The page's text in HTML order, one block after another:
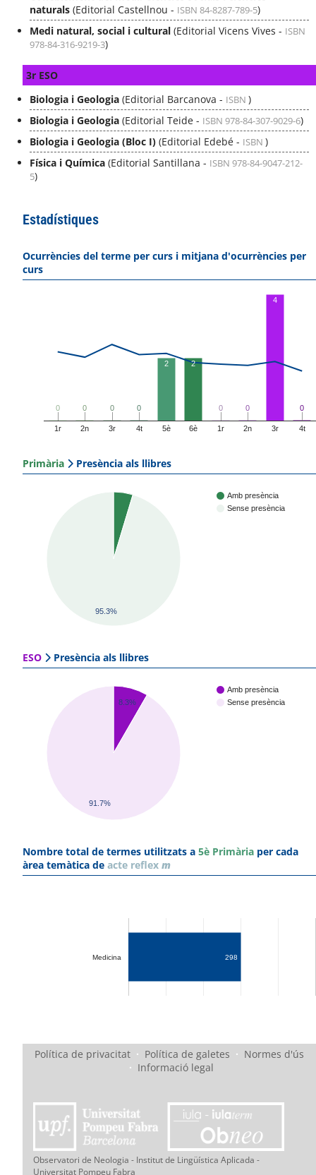
naturals (Editorial Castellnou - ISBN 84-8287-789-5)
Medi natural, social i cultural (Editorial Vicens Vives - ISBN
978-84-316-9219-3)
3r ESO
Biologia i Geologia (Editorial Barcanova - ISBN )
Biologia i Geologia (Editorial Teide - ISBN 978-84-307-9029-6)
Biologia i Geologia (Bloc I) (Editorial Edebé - ISBN )
Física i Química (Editorial Santillana - ISBN 978-84-9047-212-
5)
Estadístiques
Ocurrències del terme per curs i mitjana d'ocurrències per
curs
1r 2n 3r 4t 5è 6è 1r 2n 3r 4t
0
0 0
0 0
0 0
0
2 2
0
0 0
0
4
0
0
Primària Presència als llibres
Amb presència
Sense presència
95.3%
ESO Presència als llibres
Amb presència
Sense presència
8.3%
91.7%
Nombre total de termes utilitzats a 5è Primària per cada
àrea temàtica de acte reflex m
Medicina 298
Política de privacitat · Política de galetes · Normes d'ús
· Informació legal
Observatori de Neologia - Institut de Lingüística Aplicada -
Universitat Pompeu Fabra